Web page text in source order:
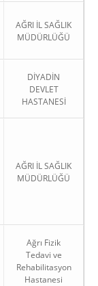
AĞRI İL SAĞLIK
MÜDÜRLÜĞÜ
DİYADİN
DEVLET
HASTANESİ
AĞRI İL SAĞLIK
MÜDÜRLÜĞÜ
Ağrı Fizik
Tedavi ve
Rehabilitasyon
Hastanesi